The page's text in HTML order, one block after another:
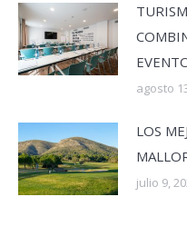
agosto
LOS
julio 9,